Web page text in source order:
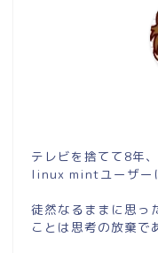
テレビを捨てて8年
linux mintユーザー
徒然なるままに思っ
ことは思考の放棄で